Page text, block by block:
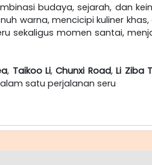
budaya, sejarah, dan
warna, mencicipi kuliner
sekaligus momen santai,
, Taikoo Li,Chunxi Road,Li Ziba
satu perjalanan seru